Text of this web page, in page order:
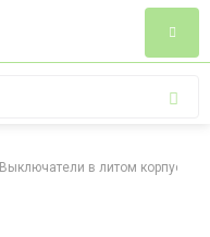
Выключатели в литом корпусе